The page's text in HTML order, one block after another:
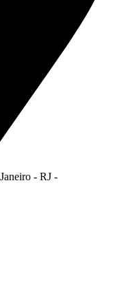
- RJ -